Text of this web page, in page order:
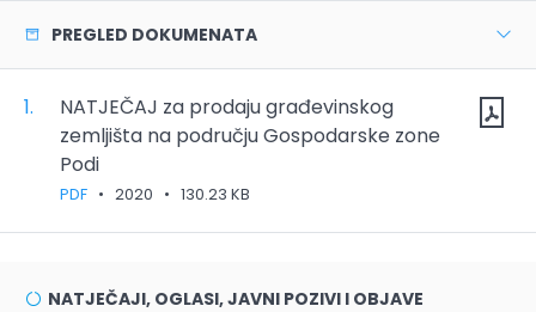
PREGLED DOKUMENATA
1.
NATJEČAJ za prodaju građevinskog
zemljišta na području Gospodarske zone
Podi
PDF • 2020 • 130.23 KB
NATJEČAJI, OGLASI, JAVNI POZIVI I OBJAVE